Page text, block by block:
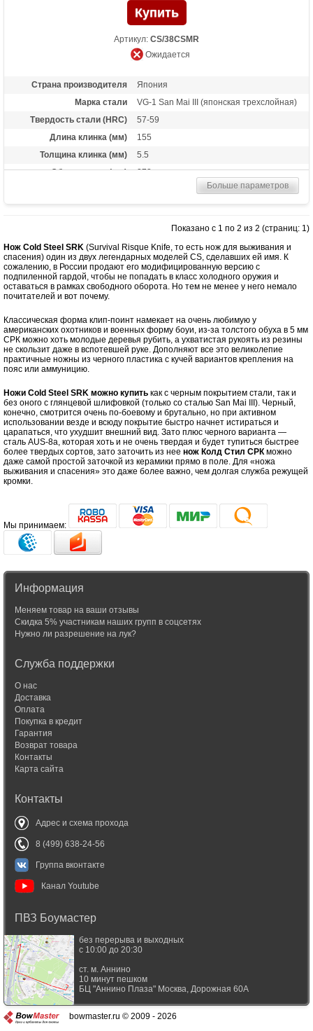
Артикул: CS/38CSMR
Ожидается
Страна производителя
Япония
Марка стали
VG-1 San Mai III (японская трехслойная)
Твердость стали (HRC)
57-59
Длина клинка (мм)
155
Толщина клинка (мм)
5.5
Общая длина (мм)
273
Материал рукоятки
Kraton
Высота (см)
Комплектация
Ножны из пластика
Назначение
Тактический нож, универсальный нож,
охотничий ной
приспособление в рукояти ножа для
страховочного корда или ремня.
Больше параметров
Показано с 1 по 2 из 2 (страниц: 1)
Нож Cold Steel SRK (Survival Risque Knife, то есть нож для выживания и
спасения) один из двух легендарных моделей CS, сделавших ей имя. К
сожалению, в России продают его модифицированную версию с
подпиленной гардой, чтобы не попадать в класс холодного оружия и
оставаться в рамках свободного оборота. Но тем не менее у него немало
почитателей и вот почему.
Классическая форма клип-поинт намекает на очень любимую у
американских охотников и военных форму боуи, из-за толстого обуха в 5 мм
СРК можно хоть молодые деревья рубить, а ухватистая рукоять из резины
не скользит даже в вспотевшей руке. Дополняют все это великолепие
практичные ножны из черного пластика с кучей вариантов крепления на
пояс или аммуницию.
Ножи Cold Steel SRK можно купить как с черным покрытием стали, так и
без оного с глянцевой шлифовкой (только со сталью San Mai III). Черный,
конечно, смотрится очень по-боевому и брутально, но при активном
использовании везде и всюду покрытие быстро начнет истираться и
царапаться, что ухудшит внешний вид. Зато плюс черного варианта —
сталь AUS-8a, которая хоть и не очень твердая и будет тупиться быстрее
более твердых сортов, зато заточить из нее нож Колд Стил СРКможно
даже самой простой заточкой из керамики прямо в поле. Для «ножа
выживания и спасения» это даже более важно, чем долгая служба режущей
кромки.
Мы принимаем:
Информация
Меняем товар на ваши отзывы
Скидка 5% участникам наших групп в соцсетях
Нужно ли разрешение на лук?
Служба поддержки
О нас
Доставка
Оплата
Покупка в кредит
Гарантия
Возврат товара
Контакты
Карта сайта
Контакты
Адрес и схема прохода
8 (499) 638-24-56
Группа вконтакте
Канал Youtube
ПВЗ Боумастер
без перерыва и выходных
с 10:00 до 20:30
ст. м. Аннино
10 минут пешком
БЦ "Аннино Плаза" Москва, Дорожная 60А
bowmaster.ru © 2009 - 2026